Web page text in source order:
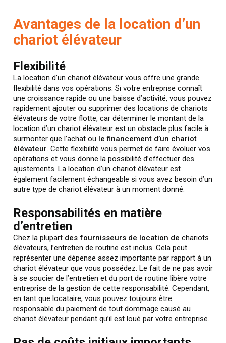
Avantages de la location d’un
chariot élévateur
Flexibilité
La location d’un chariot élévateur vous offre une grande
flexibilité dans vos opérations. Si votre entreprise connaît
une croissance rapide ou une baisse d’activité, vous pouvez
rapidement ajouter ou supprimer des locations de chariots
élévateurs de votre flotte, car déterminer le montant de la
location d’un chariot élévateur est un obstacle plus facile à
surmonter que l’achat ou le financement d’un chariot
élévateur. Cette flexibilité vous permet de faire évoluer vos
opérations et vous donne la possibilité d’effectuer des
ajustements. La location d’un chariot élévateur est
également facilement échangeable si vous avez besoin d’un
autre type de chariot élévateur à un moment donné.
Responsabilités en matière
d’entretien
Chez la plupart des fournisseurs de location de chariots
élévateurs, l’entretien de routine est inclus. Cela peut
représenter une dépense assez importante par rapport à un
chariot élévateur que vous possédez. Le fait de ne pas avoir
à se soucier de l’entretien et du port de routine libère votre
entreprise de la gestion de cette responsabilité. Cependant,
en tant que locataire, vous pouvez toujours être
responsable du paiement de tout dommage causé au
chariot élévateur pendant qu’il est loué par votre entreprise.